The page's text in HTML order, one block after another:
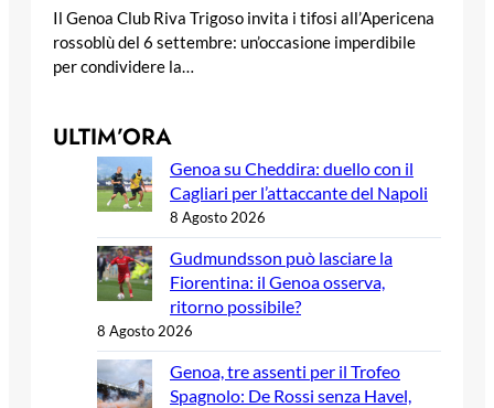
Il Genoa Club Riva Trigoso invita i tifosi all’Apericena
rossoblù del 6 settembre: un’occasione imperdibile
per condividere la…
ULTIM’ORA
Genoa su Cheddira: duello con il
Cagliari per l’attaccante del Napoli
8 Agosto 2026
Gudmundsson può lasciare la
Fiorentina: il Genoa osserva,
ritorno possibile?
8 Agosto 2026
Genoa, tre assenti per il Trofeo
Spagnolo: De Rossi senza Havel,